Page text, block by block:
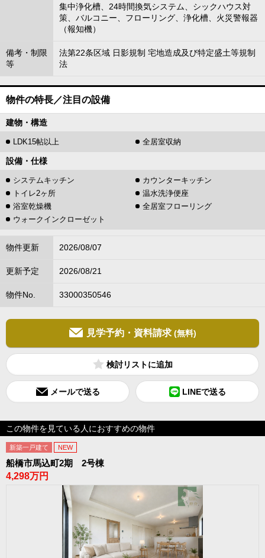
集中浄化槽、24時間換気システム、シックハウス対
策、バルコニー、フローリング、浄化槽、火災警報器
（報知機）
備考・制限
等
法第22条区域 日影規制 宅地造成及び特定盛土等規制
法
物件の特長／注目の設備
建物・構造
LDK15帖以上 全居室収納
設備・仕様
システムキッチン
カウンターキッチン
トイレ2ヶ所
温水洗浄便座
浴室乾燥機
全居室フローリング
ウォークインクローゼット
物件更新 2026/08/07
更新予定 2026/08/21
物件No. 33000350546
見学予約・資料請求 (無料)
検討リスト
メールで送る LINEで送る
この物件を見ている人におすすめの物件
新築一戸建て NEW
船橋市馬込町2期 2号棟
4,298万円